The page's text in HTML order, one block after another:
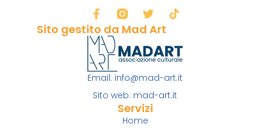
Sito gestito da Mad Art
Email: info@mad-art.it
Sito web: mad-art.it
Servizi
Home